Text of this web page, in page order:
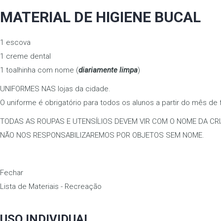
MATERIAL DE HIGIENE BUCAL
1 escova
1 creme dental
1 toalhinha com nome (diariamente limpa)
UNIFORMES NAS lojas da cidade.
O uniforme é obrigatório para todos os alunos a partir do mês de
TODAS AS ROUPAS E UTENSÍLIOS DEVEM VIR COM O NOME DA
NÃO NOS RESPONSABILIZAREMOS POR OBJETOS SEM NOME.
Fechar
Lista de Materiais - Recreação